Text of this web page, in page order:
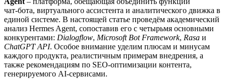
чат‑бота, виртуального ассистента и аналитического движка в
единой системе. В настоящей статье проведём академический
анализ Hermes Agent, сопоставив его с четырьмя основными
конкурентами: Dialogflow, Microsoft Bot Framework, Rasa и
ChatGPT API. Особое внимание уделим плюсам и минусам
каждого продукта, реалистичным примерам внедрения, а
также рекомендациям по SEO‑оптимизации контента,
генерируемого AI‑сервисами.